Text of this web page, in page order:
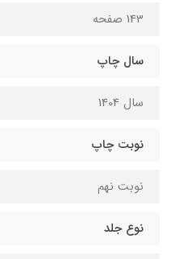
143 صفحه
سال چاپ
سال 1404
نوبت چاپ
نوبت نهم
نوع جلد